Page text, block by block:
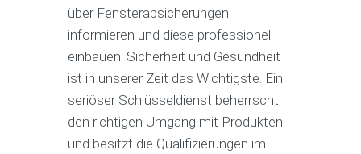
über Fensterabsicherungen
informieren und diese professionell
einbauen. Sicherheit und Gesundheit
ist in unserer Zeit das Wichtigste. Ein
seriöser Schlüsseldienst beherrscht
den richtigen Umgang mit Produkten
und besitzt die Qualifizierungen im